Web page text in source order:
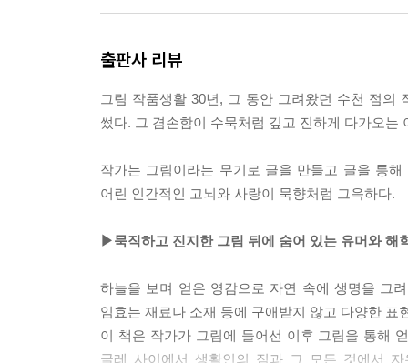
출판사 리뷰
그림 작품생활 30년, 그 동안 그려왔던 수천 점의
썼다. 그 겸손함이 수묵처럼 깊고 진하게 다가오는
작가는 그림이라는 무기로 글을 만들고 글을 통
어린 인간적인 고뇌와 사랑이 묵향처럼 그윽하다.
▶묵직하고 진지한 그림 뒤에 숨어 있는 유머와 해
하늘을 보며 얻은 영감으로 자연 속에 생명을 그
임효는 재료나 소재 등에 구애받지 않고 다양한
이 책은 작가가 그림에 들어선 이후 그림을 통해
굴레 사이에서 생활인의 짐과 그 모든 것에서